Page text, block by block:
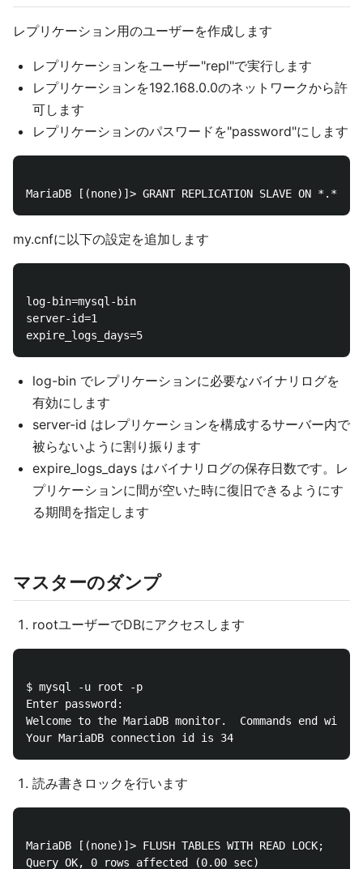
レプリケーション用のユーザーを作成します
レプリケーションをユーザー"repl"で実行します
レプリケーションを192.168.0.0のネットワークから許
可します
レプリケーションのパスワードを"password"にします
my.cnfに以下の設定を追加します
log-bin=mysql-bin
server-id=1
log-bin でレプリケーションに必要なバイナリログを
有効にします
server-id はレプリケーションを構成するサーバー内で
被らないように割り振ります
expire_logs_days はバイナリログの保存日数です。レ
プリケーションに間が空いた時に復旧できるようにす
る期間を指定します
マスターのダンプ
rootユーザーでDBにアクセスします
$ mysql -u root -p
Enter password:
Welcome to the MariaDB monitor.  Commands end
読み書きロックを行います
MariaDB [(none)]> FLUSH TABLES WITH READ LOCK;